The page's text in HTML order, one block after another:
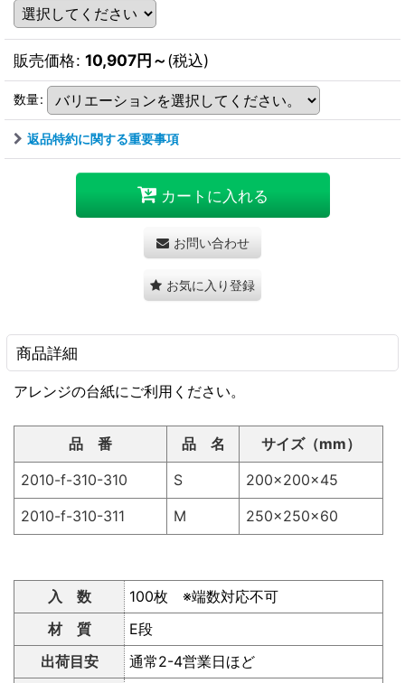
販売価格: 10,907円～(税込)
数量:
返品特約に関する重要事項
カートに入れる
お問い合わせ
お気に入り登録
商品詳細
アレンジの台紙にご利用ください。
品 番 品 名
サイズ（mm）
2010-f-310-310
S
200×200×45
2010-f-310-311
M 250×250×60
入 数
100枚 ※端数対応不可
材 質
E段
出荷目安
通常2-4営業日ほど